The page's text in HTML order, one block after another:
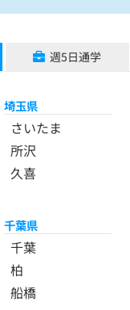
週5日通学
埼玉県
さいたま
所沢
久喜
千葉県
千葉
柏
船橋